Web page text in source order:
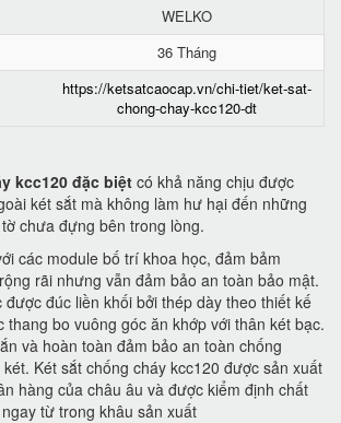
WELKO
36 Tháng
https://ketsatcaocap.vn/chi-tiet/ket-sat-
chong-chay-kcc120-dt
kcc120 đặc biệt có khả năng chịu được
két sắt mà không làm hư hại đến những
chưa đựng bên trong lòng.
các module bố trí khoa học, đảm bảm
rãi nhưng vẫn đảm bảo an toàn bảo mật.
đúc liền khối bởi thép dày theo thiết kế
thang bo vuông góc ăn khớp với thân két bạc.
và hoàn toàn đảm bảo an toàn chống
Két sắt chống cháy kcc120 được sản xuất
hàng của châu âu và được kiểm định chất
từ trong khâu sản xuất